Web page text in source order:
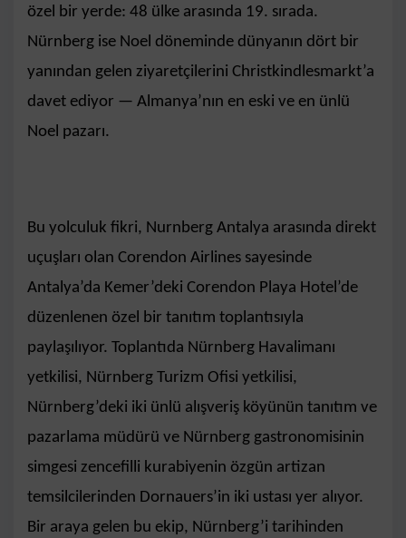
özel bir yerde: 48 ülke arasında 19. sırada.
Nürnberg ise Noel döneminde dünyanın dört bir
yanından gelen ziyaretçilerini Christkindlesmarkt’a
davet ediyor — Almanya’nın en eski ve en ünlü
Noel pazarı.
Bu yolculuk fikri, Nurnberg Antalya arasında direkt
uçuşları olan Corendon Airlines sayesinde
Antalya’da Kemer’deki Corendon Playa Hotel’de
düzenlenen özel bir tanıtım toplantısıyla
paylaşılıyor. Toplantıda Nürnberg Havalimanı
yetkilisi, Nürnberg Turizm Ofisi yetkilisi,
Nürnberg’deki iki ünlü alışveriş köyünün tanıtım ve
pazarlama müdürü ve Nürnberg gastronomisinin
simgesi zencefilli kurabiyenin özgün artizan
temsilcilerinden Dornauers’in iki ustası yer alıyor.
Bir araya gelen bu ekip, Nürnberg’i tarihinden